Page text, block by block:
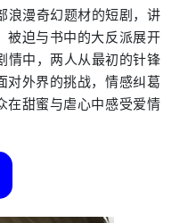
浪漫奇幻题材的短剧，讲
被迫与书中的大反派展开
情中，两人从最初的针锋
对外界的挑战，情感纠葛
在甜蜜与虐心中感受爱情